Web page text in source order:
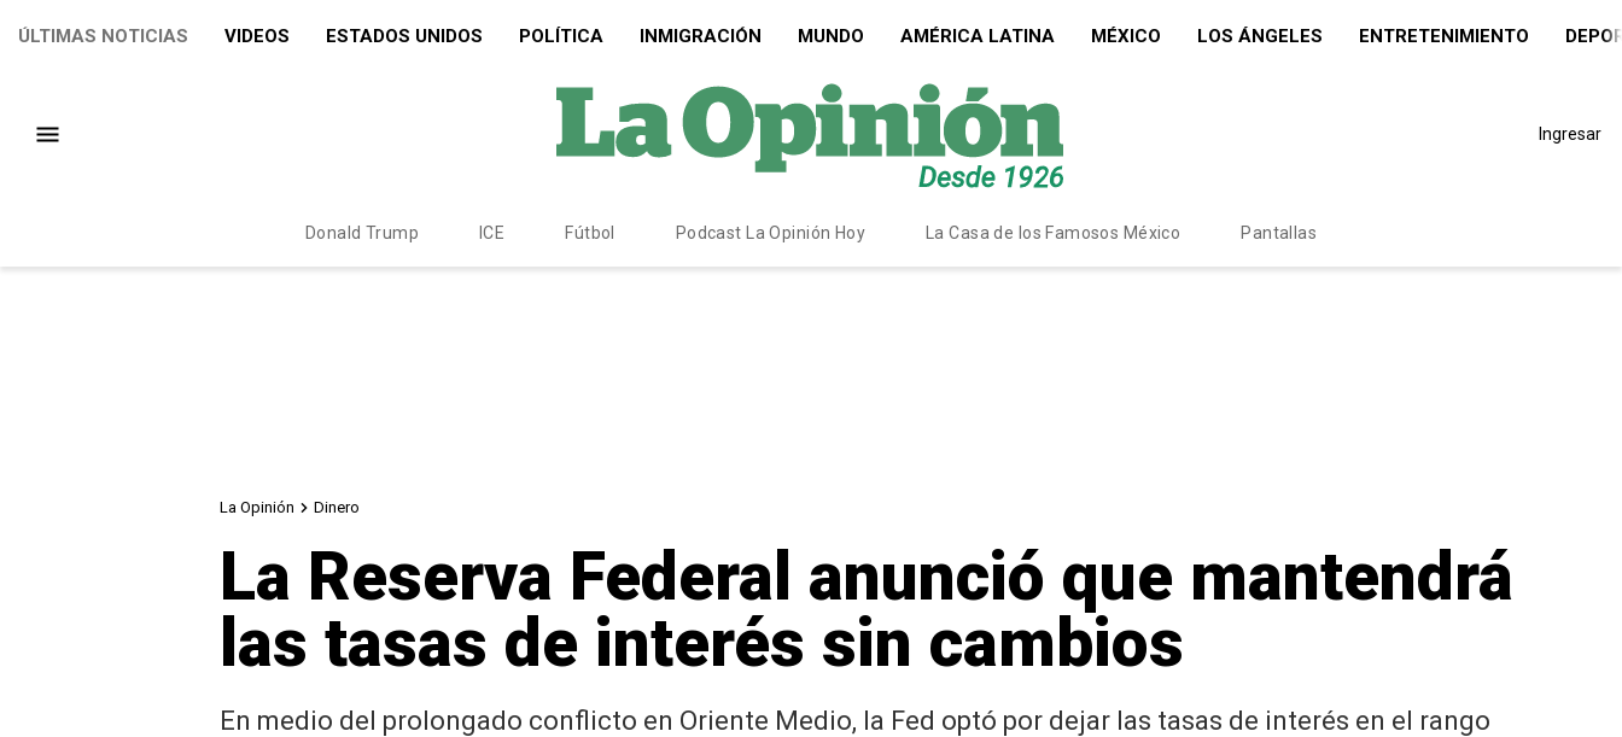
ÚLTIMAS NOTICIAS VIDEOS ESTADOS UNIDOS POLÍTICA INMIGRACIÓN MUNDO AMÉRICA LATINA MÉXICO LOS ÁNGELES ENTRETENIMIENTO
Ingresar
Donald Trump ICE Fútbol Podcast La Opinión Hoy La Casa de los Famosos México Pantallas
La Opinión Dinero
La Reserva Federal anunció que mantendrá
las tasas de interés sin cambios
En medio del prolongado conflicto en Oriente Medio, la Fed optó por dejar las tasas de interés en el rango